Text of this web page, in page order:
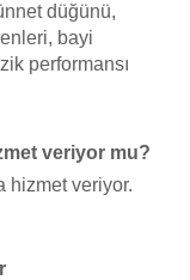
düğünü,
bayi
performansı
veriyor mu?
hizmet veriyor.